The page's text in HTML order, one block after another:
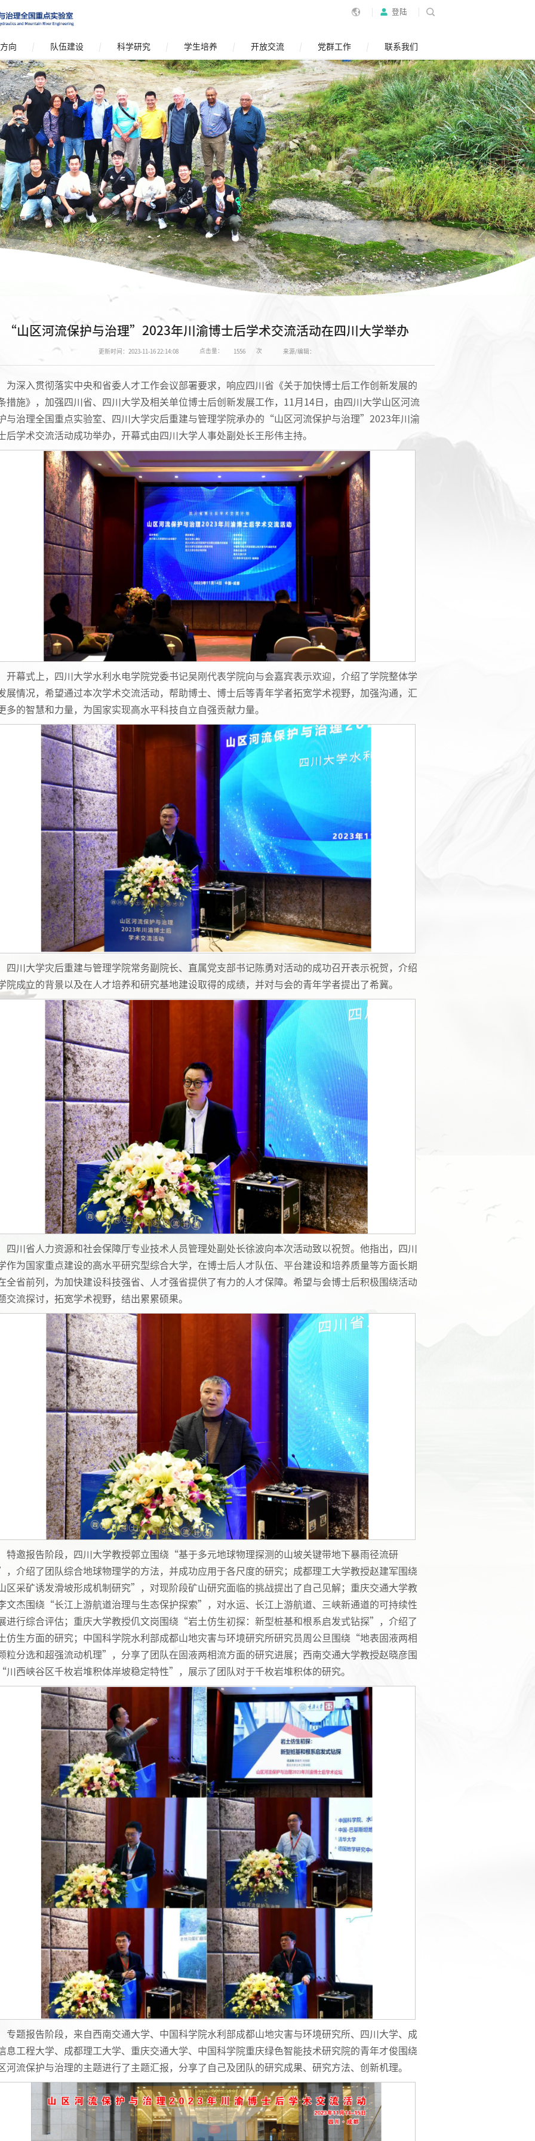
登陆
向 队伍建设 科学研究 学生培养 开放交流 党群工作 联系我们
“山区河流保护与治理”2023年川渝博士后学术交流活动在四川大学举办
更新时间：2023-11-16 22:14:08 点击量： 1556 次 来源/编辑：
为深入贯彻落实中央和省委人才工作会议部署要求，响应四川省《关于加快博士后工作创新发展的
措施》，加强四川省、四川大学及相关单位博士后创新发展工作，11月14日，由四川大学山区河流
与治理全国重点实验室、四川大学灾后重建与管理学院承办的“山区河流保护与治理”2023年川渝
后学术交流活动成功举办，开幕式由四川大学人事处副处长王彤伟主持。
开幕式上，四川大学水利水电学院党委书记吴刚代表学院向与会嘉宾表示欢迎，介绍了学院整体学
展情况，希望通过本次学术交流活动，帮助博士、博士后等青年学者拓宽学术视野，加强沟通，汇
多的智慧和力量，为国家实现高水平科技自立自强贡献力量。
四川大学灾后重建与管理学院常务副院长、直属党支部书记陈勇对活动的成功召开表示祝贺，介绍
院成立的背景以及在人才培养和研究基地建设取得的成绩，并对与会的青年学者提出了希冀。
四川省人力资源和社会保障厅专业技术人员管理处副处长徐波向本次活动致以祝贺。他指出，四川
作为国家重点建设的高水平研究型综合大学，在博士后人才队伍、平台建设和培养质量等方面长期
全省前列，为加快建设科技强省、人才强省提供了有力的人才保障。希望与会博士后积极围绕活动
交流探讨，拓宽学术视野，结出累累硕果。
特邀报告阶段，四川大学教授郭立围绕“基于多元地球物理探测的山坡关键带地下暴雨径流研
，介绍了团队综合地球物理学的方法，并成功应用于各尺度的研究；成都理工大学教授赵建军围绕
区采矿诱发滑坡形成机制研究”，对现阶段矿山研究面临的挑战提出了自己见解；重庆交通大学教
文杰围绕“长江上游航道治理与生态保护探索”，对水运、长江上游航道、三峡新通道的可持续性
进行综合评估；重庆大学教授仉文岗围绕“岩土仿生初探：新型桩基和根系启发式钻探”，介绍了
仿生方面的研究；中国科学院水利部成都山地灾害与环境研究所研究员周公旦围绕“地表固液两相
粒分选和超强流动机理”，分享了团队在固液两相流方面的研究进展；西南交通大学教授赵晓彦围
川西峡谷区千枚岩堆积体岸坡稳定特性”，展示了团队对于千枚岩堆积体的研究。
专题报告阶段，来自西南交通大学、中国科学院水利部成都山地灾害与环境研究所、四川大学、成
息工程大学、成都理工大学、重庆交通大学、中国科学院重庆绿色智能技术研究院的青年才俊围绕
河流保护与治理的主题进行了主题汇报，分享了自己及团队的研究成果、研究方法、创新机理。